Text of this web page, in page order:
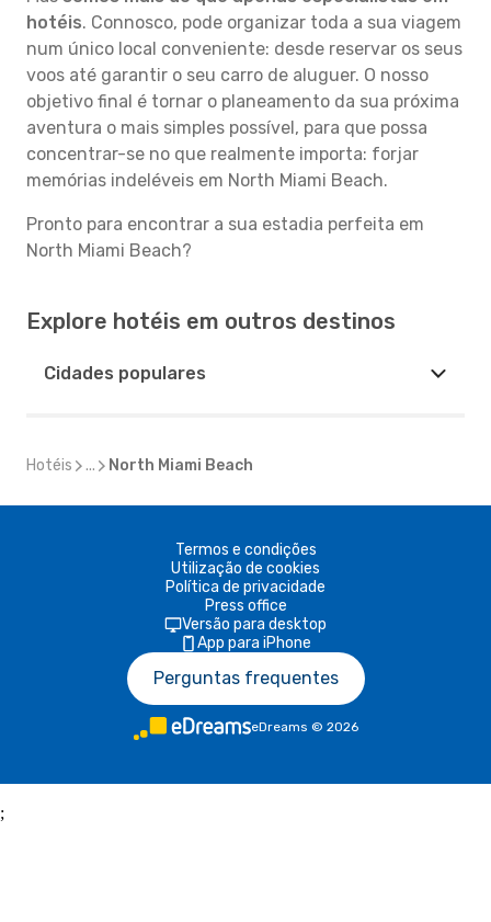
hotéis. Connosco, pode organizar toda a sua viagem
num único local conveniente: desde reservar os seus
voos até garantir o seu carro de aluguer. O nosso
objetivo final é tornar o planeamento da sua próxima
aventura o mais simples possível, para que possa
concentrar-se no que realmente importa: forjar
memórias indeléveis em North Miami Beach.
Pronto para encontrar a sua estadia perfeita em
North Miami Beach?
Explore hotéis em outros destinos
Cidades populares
Hotéis ... North Miami Beach
Termos e condições
Utilização de cookies
Política de privacidade
Press office
Versão para desktop
App para iPhone
Perguntas frequentes
eDreams © 2026
;